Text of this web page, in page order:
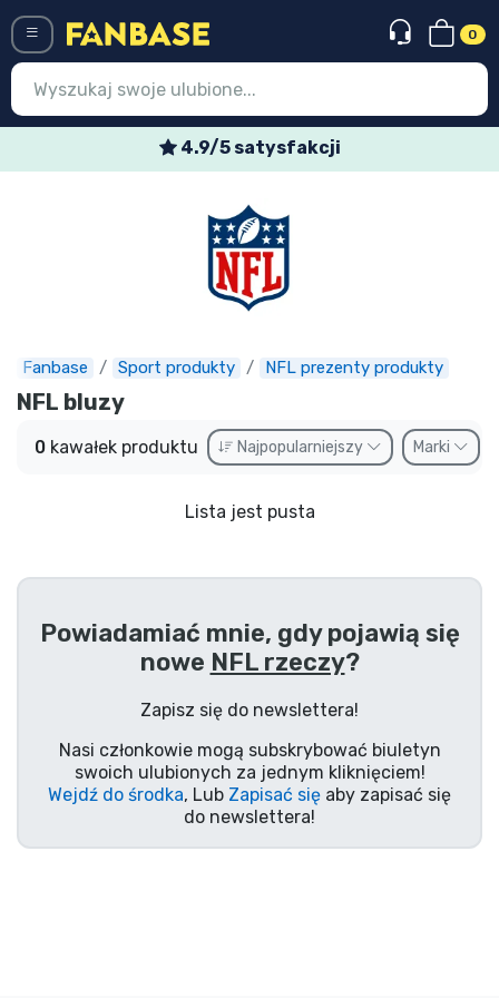
0
4.9/5 satysfakcji
Fanbase Sport produkty NFL prezenty produkty
NFL bluzy
0 kawałek produktu Najpopularniejszy Marki
Lista jest pusta
Powiadamiać mnie, gdy pojawią się
nowe NFL rzeczy?
Zapisz się do newslettera!
Nasi członkowie mogą subskrybować biuletyn
swoich ulubionych za jednym kliknięciem!
Wejdź do środka, Lub Zapisać się aby zapisać się
do newslettera!
Najnowsze rzeczy
Doręczenie ekspresowe
Przedsprzedaż
Outlet produkty
Wysyłka i płatność
Rzeczy seryjne
Rzeczy filmowe
Wspaniałe rzeczy
Rzeczy z anime
Rzeczy dla graczy